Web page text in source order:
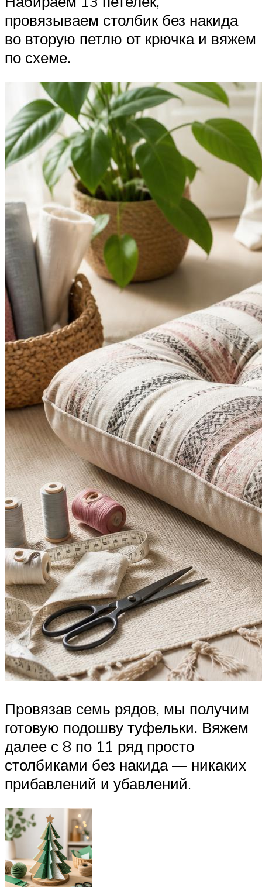
провязываем столбик без накида
во вторую петлю от крючка и вяжем
по схеме.
Провязав семь рядов, мы получим
готовую подошву туфельки. Вяжем
далее с 8 по 11 ряд просто
столбиками без накида — никаких
прибавлений и убавлений.